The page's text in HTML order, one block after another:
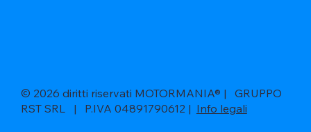
© 2026 diritti riservati MOTORMANIA® | GRUPPO
RST SRL | P.IVA 04891790612 | Info legali